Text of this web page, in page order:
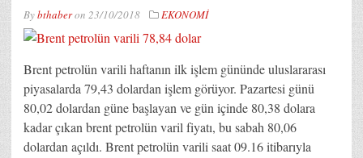
Bybthaberon 23/10/2018 EKONOMİ
Brent petrolün varili haftanın ilk işlem gününde uluslararası
piyasalarda 79,43 dolardan işlem görüyor. Pazartesi günü
80,02 dolardan güne başlayan ve gün içinde 80,38 dolara
kadar çıkan brent petrolün varil fiyatı, bu sabah 80,06
dolardan açıldı. Brent petrolün varili saat 09.16 itibarıyla